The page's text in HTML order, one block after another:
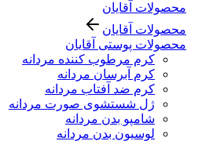
محصولات آقایان
محصولات آقایان
محصولات پوستی آقایان
کرم مرطوب کننده مردانه
کرم آبرسان مردانه
کرم ضد آفتاب مردانه
ژل شستشوی صورت مردانه
شامپو بدن مردانه
لوسیون بدن مردانه